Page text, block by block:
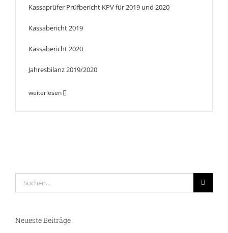
Kassaprüfer Prüfbericht KPV für 2019 und 2020
Kassabericht 2019
Kassabericht 2020
Jahresbilanz 2019/2020
weiterlesen
nach:
Neueste Beiträge